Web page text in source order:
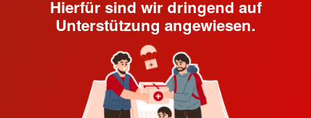
Hierfür sind wir dringend auf
Unterstützung angewiesen.